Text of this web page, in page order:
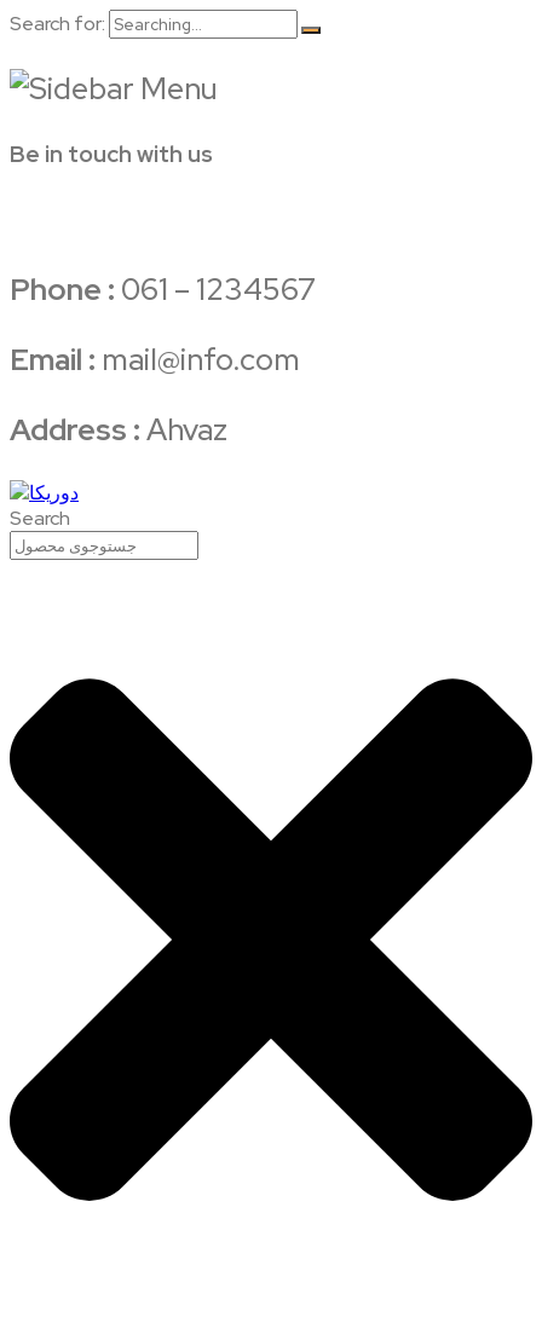
Search for:
Be in touch with us
Phone : 061 – 1234567
Email : mail@info.com
Address :Ahvaz
Search